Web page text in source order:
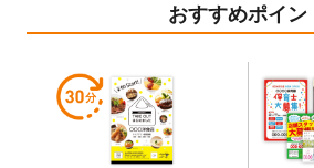
業効率を上げる便利
開いたしました。
暑中見舞いのデザイン
しました。
2026/5/28
【新商品】マグネッ
きるようになりました
おすすめポイン